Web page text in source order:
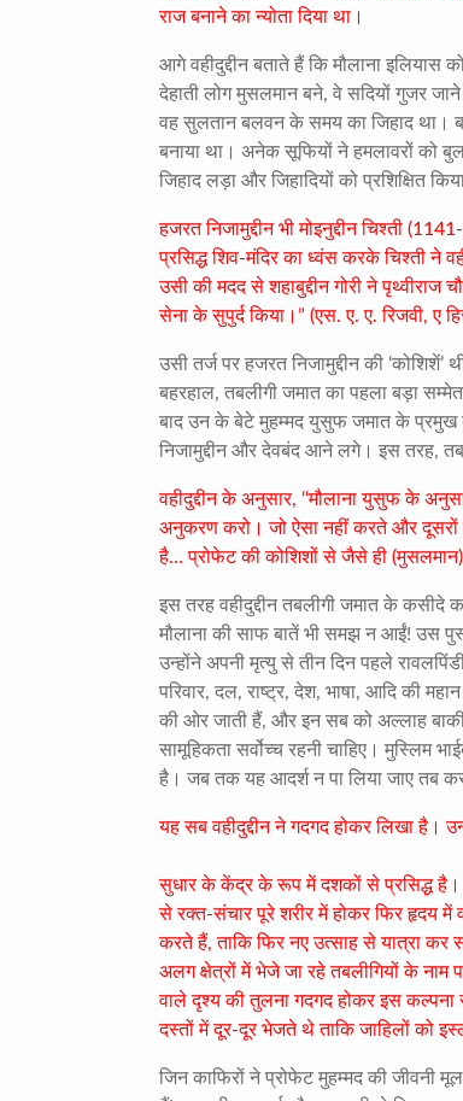
राज बनाने का न्योता दिया था।
आगे वहीदुद्दीन बताते हैं कि मौलाना इलियास
देहाती लोग मुसलमान बने, वे सदियों गुजर
वह सुलतान बलवन के समय का जिहाद था।
बनाया था। अनेक सूफियों ने हमलावरों को
जिहाद लड़ा और जिहादियों को प्रशिक्षित
हजरत निजामुद्दीन भी मोइनुद्दीन चिश्ती (
प्रसिद्ध शिव-मंदिर का ध्वंस करके चिश्ती ने
उसी की मदद से शहाबुद्दीन गोरी ने पृथ्वीराज
सेना के सुपुर्द किया।” (एस. ए. ए. रिजवी,ए
उसी तर्ज पर हजरत निजामुद्दीन की ‘कोशिशें’
बहरहाल, तबलीगी जमात का पहला बड़ा
बाद उन के बेटे मुहम्मद युसुफ जमात के प्रमुख
निजामुद्दीन और देवबंद आने लगे। इस तरह,
वहीदुद्दीन के अनुसार, ‘‘मौलाना युसुफ के
अनुकरण करो। जो ऐसा नहीं करते और दूसरों
है… प्रोफेट की कोशिशों से जैसे ही
इस तरह वहीदुद्दीन तबलीगी जमात के कसीदे
मौलाना की साफ बातें भी समझ न आईं! उस
उन्होंने अपनी मृत्यु से तीन दिन पहले
परिवार, दल, राष्ट्र, देश, भाषा, आदि की महान
की ओर जाती हैं, और इन सब को अल्लाह
सामूहिकता सर्वोच्च रहनी चाहिए। मुस्लिम
है। जब तक यह आदर्श न पा लिया जाए तब
यह सब वहीदुद्दीन ने गदगद होकर लिखा है।
सुधार के केंद्र के रूप में दशकों से प्रसिद्ध
से रक्त-संचार पूरे शरीर में होकर फिर हृदय
करते हैं,ताकि फिर नए उत्साह से यात्रा कर
अलग क्षेत्रों में भेजे जा रहे तबलीगियों के नाम
वाले दृश्य की तुलना गदगद होकर इस कल्पना
दस्तों में दूर-दूर भेजते थे ताकि जाहिलों को
जिन काफिरों ने प्रोफेट मुहम्मद की जीवनी